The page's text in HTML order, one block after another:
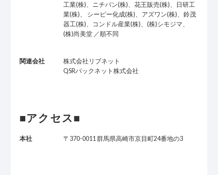
工業(株)、ニチバン(株)、花王販売(株)、日研工
業(株)、 シーピー化成(株)、アズワン(株)、鈴茂
器工(株)、コンドル産業(株)、(株)シモジマ、
(株)尚美堂 ／順不同
関連会社
株式会社リブネット
QSRパックネット株式会社
■アクセス■
本社 〒370-0011 群馬県高崎市京目町24番地の3